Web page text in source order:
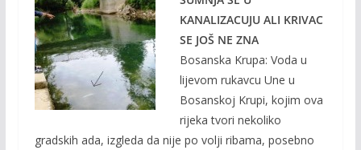
e
b
o
o
k
itt
er
ai
l
KANALIZACUJU ALI KRIVAC
SE JOŠ NE ZNA
Bosanska Krupa: Voda u
lijevom rukavcu Une u
Bosanskoj Krupi, kojim ova
rijeka tvori nekoliko
gradskih ada, izgleda da nije po volji ribama, posebno